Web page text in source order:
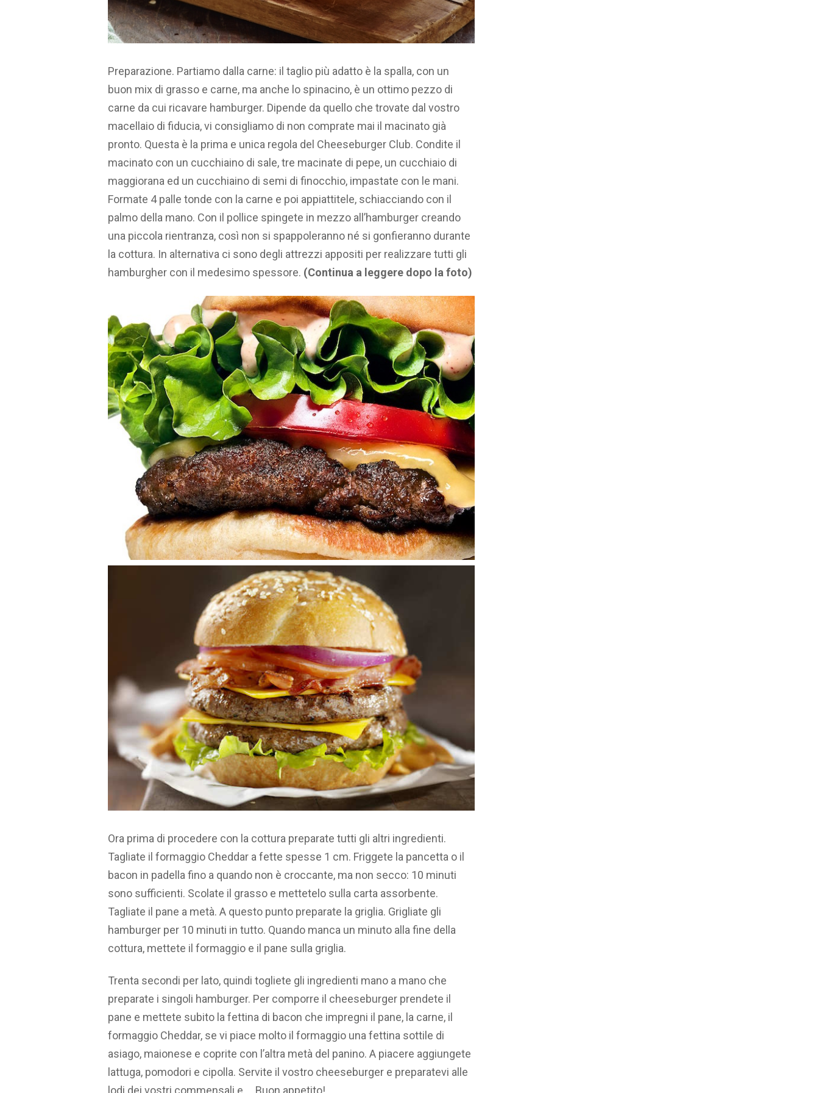
Preparazione. Partiamo dalla carne: il taglio più adatto è la spalla, con un
buon mix di grasso e carne, ma anche lo spinacino, è un ottimo pezzo di
carne da cui ricavare hamburger. Dipende da quello che trovate dal vostro
macellaio di fiducia, vi consigliamo di non comprate mai il macinato già
pronto. Questa è la prima e unica regola del Cheeseburger Club. Condite il
macinato con un cucchiaino di sale, tre macinate di pepe, un cucchiaio di
maggiorana ed un cucchiaino di semi di finocchio, impastate con le mani.
Formate 4 palle tonde con la carne e poi appiattitele, schiacciando con il
palmo della mano. Con il pollice spingete in mezzo all’hamburger creando
una piccola rientranza, così non si spappoleranno né si gonfieranno durante
la cottura. In alternativa ci sono degli attrezzi appositi per realizzare tutti gli
hamburgher con il medesimo spessore. (Continua a leggere dopo la foto)
Ora prima di procedere con la cottura preparate tutti gli altri ingredienti.
Tagliate il formaggio Cheddar a fette spesse 1 cm. Friggete la pancetta o il
bacon in padella fino a quando non è croccante, ma non secco: 10 minuti
sono sufficienti. Scolate il grasso e mettetelo sulla carta assorbente.
Tagliate il pane a metà. A questo punto preparate la griglia. Grigliate gli
hamburger per 10 minuti in tutto. Quando manca un minuto alla fine della
cottura, mettete il formaggio e il pane sulla griglia.
Trenta secondi per lato, quindi togliete gli ingredienti mano a mano che
preparate i singoli hamburger. Per comporre il cheeseburger prendete il
pane e mettete subito la fettina di bacon che impregni il pane, la carne, il
formaggio Cheddar, se vi piace molto il formaggio una fettina sottile di
asiago, maionese e coprite con l’altra metà del panino. A piacere aggiungete
lattuga, pomodori e cipolla. Servite il vostro cheeseburger e preparatevi alle
lodi dei vostri commensali e…. Buon appetito!